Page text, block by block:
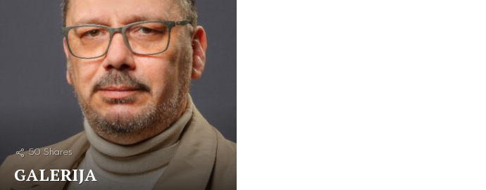
50 Shares
GALERIJA